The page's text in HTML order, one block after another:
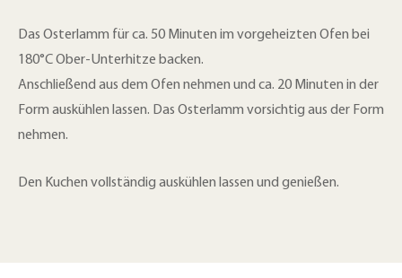
Das Osterlamm für ca. 50 Minuten im vorgeheizten Ofen bei
180°C Ober-Unterhitze backen.
Anschließend aus dem Ofen nehmen und ca. 20 Minuten in der
Form auskühlen lassen. Das Osterlamm vorsichtig aus der Form
nehmen.
Den Kuchen vollständig auskühlen lassen und genießen.